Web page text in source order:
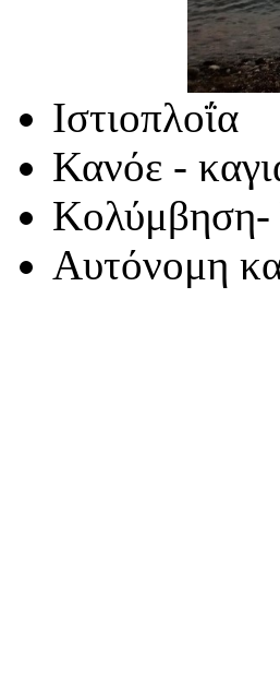
Ιστιοπλοΐα
Κανόε -
Κολύμβηση-
Αυτόνομη